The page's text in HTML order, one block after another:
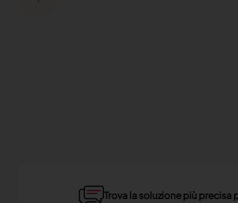
Trova la soluzione più precisa